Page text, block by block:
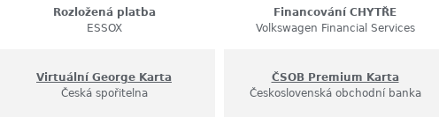
Rozložená platba
ESSOX
Financování CHYTŘE
Volkswagen Financial Services
Virtuální George Karta
Česká spořitelna
ČSOB Premium Karta
Československá obchodní banka